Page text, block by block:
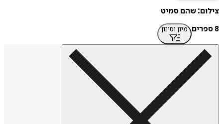
צילום: שהם סמיט
8 ספרים
מיון וסינון